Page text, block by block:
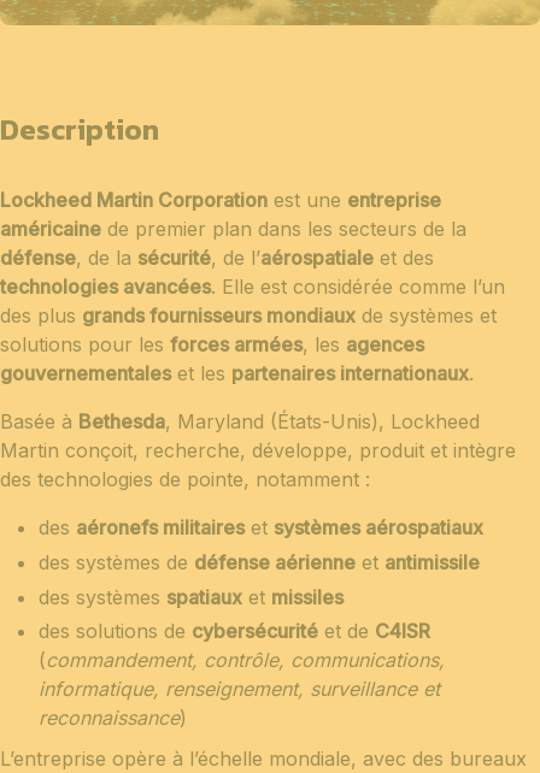
Description
Lockheed Martin Corporation est une entreprise
américaine de premier plan dans les secteurs de la
défense, de la sécurité, de l’aérospatiale et des
technologies avancées. Elle est considérée comme l’un
des plus grands fournisseurs mondiaux de systèmes et
solutions pour les forces armées, les agences
gouvernementaleset les partenaires internationaux.
Basée à Bethesda, Maryland (États-Unis), Lockheed
Martin conçoit, recherche, développe, produit et intègre
des technologies de pointe, notamment :
des aéronefs militaireset systèmes aérospatiaux
des systèmes de défense aérienne et antimissile
des systèmes spatiaux et missiles
des solutions de cybersécurité et de C4ISR
(commandement, contrôle, communications,
informatique, renseignement, surveillance et
reconnaissance)
L’entreprise opère à l’échelle mondiale, avec des bureaux